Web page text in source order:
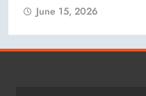
June 15, 2026